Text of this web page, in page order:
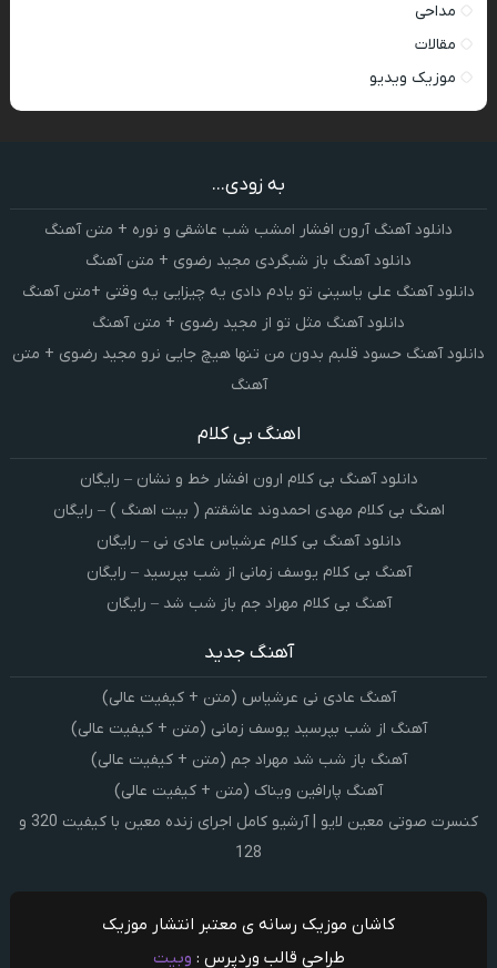
مداحی
مقالات
موزیک ویدیو
به زودی...
دانلود آهنگ آرون افشار امشب شب عاشقی و نوره + متن آهنگ
دانلود آهنگ باز شبگردی مجید رضوی + متن آهنگ
دانلود آهنگ علی یاسینی تو یادم دادی یه چیزایی یه وقتی +متن آهنگ
دانلود آهنگ مثل تو از مجید رضوی + متن آهنگ
دانلود آهنگ حسود قلبم بدون من تنها هیچ جایی نرو مجید رضوی + متن
آهنگ
اهنگ بی کلام
دانلود آهنگ بی کلام ارون افشار خط و نشان – رایگان
اهنگ بی کلام مهدی احمدوند عاشقتم ( بیت اهنگ ) – رایگان
دانلود آهنگ بی کلام عرشیاس عادی نی – رایگان
آهنگ بی کلام یوسف زمانی از شب بپرسید – رایگان
آهنگ بی کلام مهراد جم باز شب شد – رایگان
آهنگ جدید
آهنگ عادی نی عرشیاس (متن + کیفیت عالی)
آهنگ از شب بپرسید یوسف زمانی (متن + کیفیت عالی)
آهنگ باز شب شد مهراد جم (متن + کیفیت عالی)
آهنگ پارافین ویناک (متن + کیفیت عالی)
کنسرت صوتی معین لایو | آرشیو کامل اجرای زنده معین با کیفیت 320 و
128
کاشان موزیک رسانه ی معتبر انتشار موزیک
طراحی قالب وردپرس : وبیت